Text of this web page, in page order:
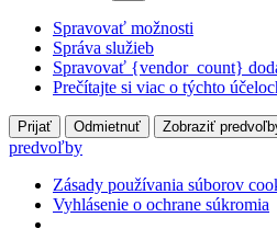
Spravovať možnosti
Správa služieb
Spravovať {vendor_count}
Prečítajte si viac o týchto
Prijať Odmietnuť Zobraziť
predvoľby
Zásady používania súborov
Vyhlásenie o ochrane súkromia